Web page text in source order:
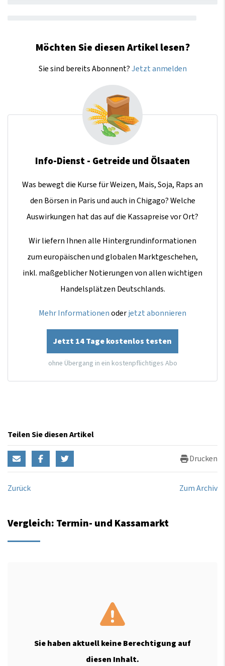
Möchten Sie diesen Artikel lesen?
Sie sind bereits Abonnent?Jetzt anmelden
Info-Dienst - Getreide und Ölsaaten
Was bewegt die Kurse für Weizen, Mais, Soja, Raps an
den Börsen in Paris und auch in Chigago? Welche
Auswirkungen hat das auf die Kassapreise vor Ort?
Wir liefern Ihnen alle Hintergrundinformationen
zum europäischen und globalen Marktgeschehen,
inkl. maßgeblicher Notierungen von allen wichtigen
Handelsplätzen Deutschlands.
Mehr Informationenoderjetzt abonnieren
Jetzt 14 Tage kostenlos testen
ohne Übergang in ein kostenpflichtiges Abo
Teilen Sie diesen Artikel
Drucken
Zurück Zum Archiv
Vergleich: Termin- und Kassamarkt
Sie haben aktuell keine Berechtigung auf
diesen Inhalt.